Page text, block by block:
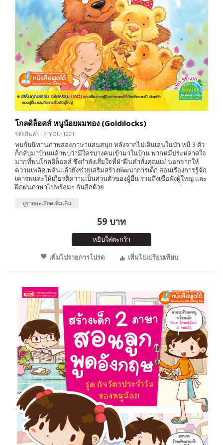
โกลดิล็อคส์ หนูน้อยผมทอง (Goldilocks)
รหัสสินค้า : P-YOU-1221
พบกับนิทานภาพสองภาษาแสนสนุก หลังจากไปเดินเล่นในป่า หมี 3 ตัว
ก็กลับมาบ้านแล้วพบว่ามีใครบางคนเข้ามาในบ้าน พวกหมีประหลาดใจ
มากที่พบโกลดิล็อคส์ ซึ่งกำลังเสียใจที่ฝ่าฝืนคำสั่งคุณแม่ นอกจากให้
ความเพลิดเพลินแล้วยังช่วยเสริมสร้างพัฒนาการเด็ก สอนเรื่องการรู้จัก
เคารพและให้เกียรติความเป็นส่วนตัวของผู้อื่น รวมถึงเชื่อฟังผู้ใหญ่ และ
ฝึกฝนภาษาไปพร้อมๆ กันอีกด้วย
ดูรายละเอียดเพิ่มเติม
59 บาท
หยิบใส่ตะกร้า
เพิ่มไปรายการโปรด
เพิ่มไปเปรียบเทียบ